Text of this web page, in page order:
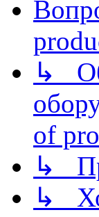
↳
of
↳
↳